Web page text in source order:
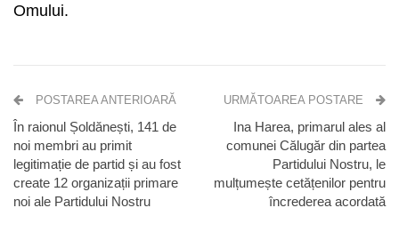
Omului.
POSTAREA ANTERIOARĂ
În raionul Șoldănești, 141 de
noi membri au primit
legitimație de partid și au fost
create 12 organizații primare
noi ale Partidului Nostru
URMĂTOAREA POSTARE
Ina Harea, primarul ales al
comunei Călugăr din partea
Partidului Nostru, le
mulțumește cetățenilor pentru
încrederea acordată